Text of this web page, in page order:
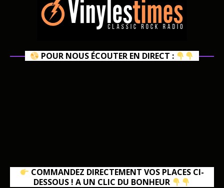
POUR NOUS ÉCOUTER EN DIRECT :
COMMANDEZ DIRECTEMENT VOS PLACES CI-
DESSOUS ! A UN CLIC DU BONHEUR